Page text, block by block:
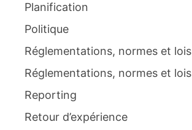
Planification
Politique
Réglementations, normes et lois
Réglementations, normes et lois
Reporting
Retour d’expérience